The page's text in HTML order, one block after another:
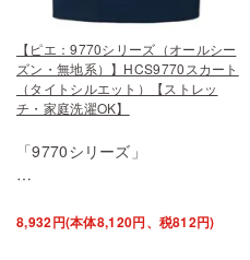
【ピエ：9770シリーズ（オールシー
ズン・無地系）】HCS9770スカート
（タイトシルエット）【ストレッ
チ・家庭洗濯OK】
「9770シリーズ」
…
8,932円(本体8,120円、税812円)